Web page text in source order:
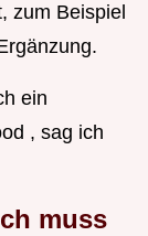
zum Beispiel
ein
, sag ich
muss